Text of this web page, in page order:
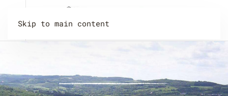
Skip to main content